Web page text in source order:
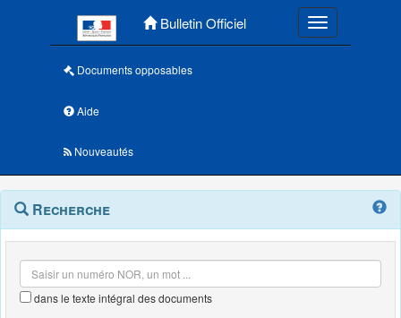
Bulletin Officiel Toggle
Documents opposables
Aide
Nouveautés
Navigation
outils
Menu
contextuel
Recherche
dans le texte intégral des documents